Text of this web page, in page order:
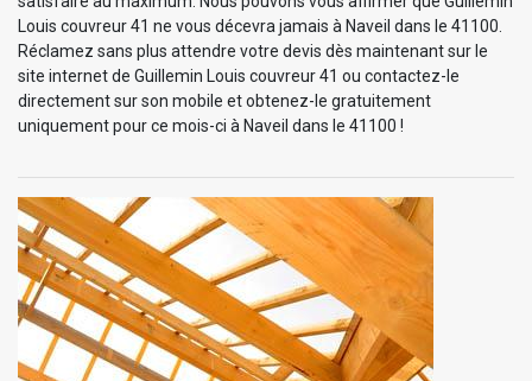
Louis couvreur 41 ne vous décevra jamais à Naveil dans le 41100.
Réclamez sans plus attendre votre devis dès maintenant sur le
site internet de Guillemin Louis couvreur 41 ou contactez-le
directement sur son mobile et obtenez-le gratuitement
uniquement pour ce mois-ci à Naveil dans le 41100 !